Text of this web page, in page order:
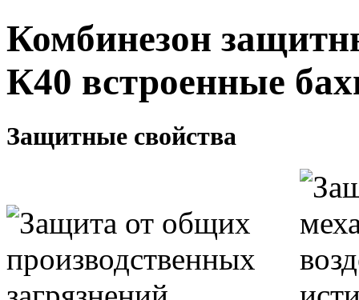
Комбинезон
К40 встроенные
Защитные свойства